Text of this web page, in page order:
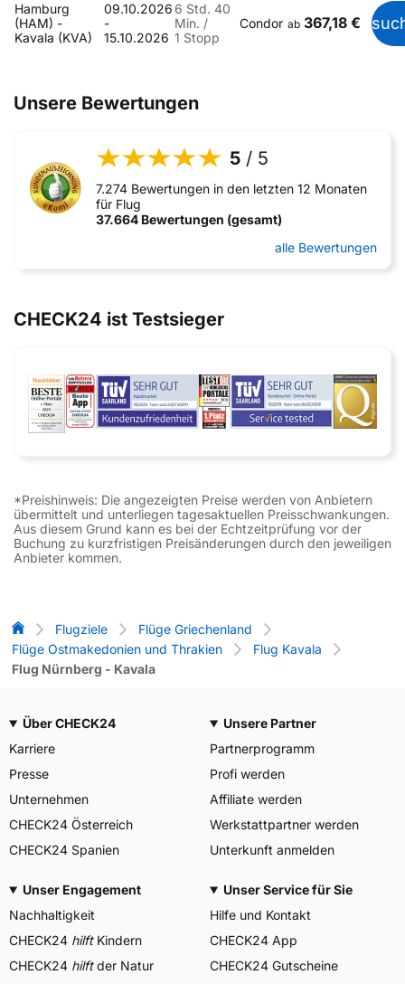
Hamburg
(HAM) -
Kavala (KVA)
09.10.2026
-
15.10.2026
6 Std. 40
Min. /
1 Stopp
Condor ab 367,18 €
Unsere Bewertungen
5 / 5
7.274 Bewertungen in den letzten 12 Monaten
für Flug
37.664 Bewertungen (gesamt)
alle Bewertungen
CHECK24 ist Testsieger
*Preishinweis: Die angezeigten Preise werden von Anbietern
übermittelt und unterliegen tagesaktuellen Preisschwankungen.
Aus diesem Grund kann es bei der Echtzeitprüfung vor der
Buchung zu kurzfristigen Preisänderungen durch den jeweiligen
Anbieter kommen.
Flug-Vergleich
Flugziele
Flüge Griechenland
Flüge Ostmakedonien und Thrakien
Flug Kavala
Flug Nürnberg - Kavala
Über CHECK24
Karriere
Presse
Unternehmen
CHECK24 Österreich
CHECK24 Spanien
Unsere Partner
Partnerprogramm
Profi werden
Affiliate werden
Werkstattpartner werden
Unterkunft anmelden
Unser Engagement
Nachhaltigkeit
CHECK24 hilftKindern
CHECK24 hilftder Natur
Unser Service für Sie
Hilfe und Kontakt
CHECK24 App
CHECK24 Gutscheine